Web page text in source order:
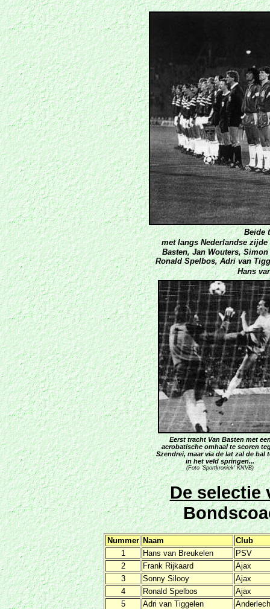
Beide
met langs Nederlandse zijde
Basten, Jan Wouters,
Ronald Spelbos, Adri van
Hans
Eerst tracht Van Basten met
acrobatische omhaal te scoren
Szendrei, maar via de lat zal de bal
in het veld springen...
(Foto 'Sportkroniek' KNVB)
De selectie
Nummer Naam
Club
1
Hans van Breukelen
PSV
2
Frank Rijkaard
Ajax
3
Sonny Silooy
Ajax
4
Ronald Spelbos
Ajax
5
Adri van Tiggelen